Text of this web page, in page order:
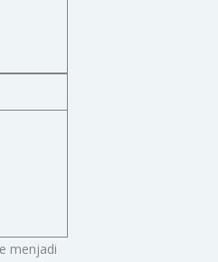
menjadi